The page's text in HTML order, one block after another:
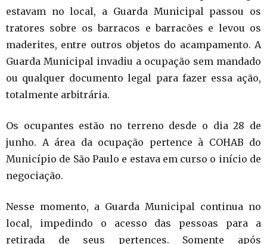
estavam no local, a Guarda Municipal passou os
tratores sobre os barracos e barracões e levou os
maderites, entre outros objetos do acampamento. A
Guarda Municipal invadiu a ocupação sem mandado
ou qualquer documento legal para fazer essa ação,
totalmente arbitrária.
Os ocupantes estão no terreno desde o dia 28 de
junho. A área da ocupação pertence à COHAB do
Município de São Paulo e estava em curso o início de
negociação.
Nesse momento, a Guarda Municipal continua no
local, impedindo o acesso das pessoas para a
retirada de seus pertences. Somente após